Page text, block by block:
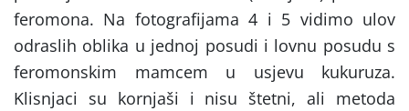
feromona. Na fotografijama 4 i 5 vidimo ulov
odraslih oblika u jednoj posudi i lovnu posudu s
feromonskim mamcem u usjevu kukuruza.
Klisnjaci su kornjaši i nisu štetni, ali metoda